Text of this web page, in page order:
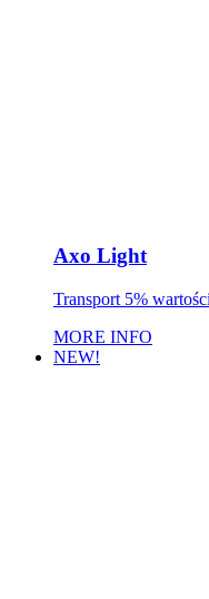
Axo Light
Transport 5%
MORE INFO
NEW!